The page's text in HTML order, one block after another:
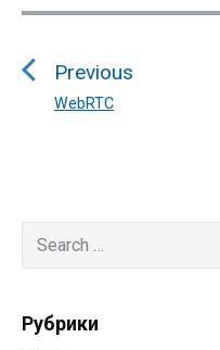
Навигация
записям
Previous
Previous
WebRTC
Sidebar
for:
Рубрики